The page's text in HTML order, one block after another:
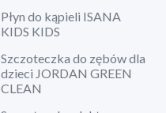
Płyn do kąpieli ISANA
KIDS KIDS
Szczoteczka do zębów dla
dzieci JORDAN GREEN
CLEAN